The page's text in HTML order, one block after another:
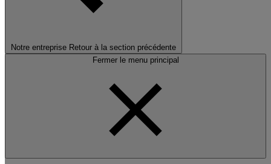
Notre entreprise Retour à la section précédente
Fermer le menu principal